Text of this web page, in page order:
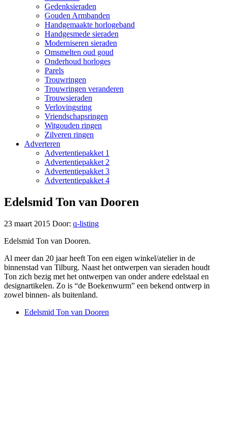
Gedenksieraden
Gouden Armbanden
Handgemaakte horlogeband
Handgesmede sieraden
Moderniseren sieraden
Omsmelten oud goud
Onderhoud horloges
Parels
Trouwringen
Trouwringen veranderen
Trouwsieraden
Verlovingsring
Vriendschapsringen
Witgouden ringen
Zilveren ringen
Adverteren
Advertentiepakket 1
Advertentiepakket 2
Advertentiepakket 3
Advertentiepakket 4
Edelsmid Ton van Dooren
23 maart 2015 Door: q-listing
Edelsmid Ton van Dooren.
Al meer dan 20 jaar heeft Ton een eigen winkel/atelier in de
binnenstad van Tilburg. Naast het ontwerpen van sieraden houdt
Ton zich bezig met het ontwerpen van onder andere edelstaal en
designartikelen. Zo is “de Boekenwurm” een bekend ontwerp in
zowel binnen- als buitenland.
Edelsmid Ton van Dooren